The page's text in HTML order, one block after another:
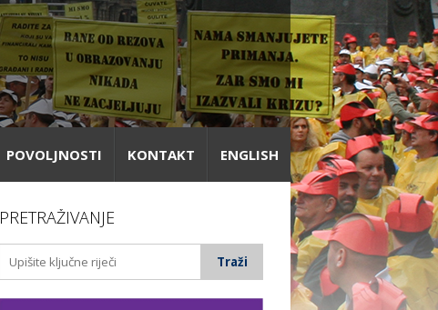
POVOLJNOSTI KONTAKT ENGLISH
PRETRAŽIVANJE